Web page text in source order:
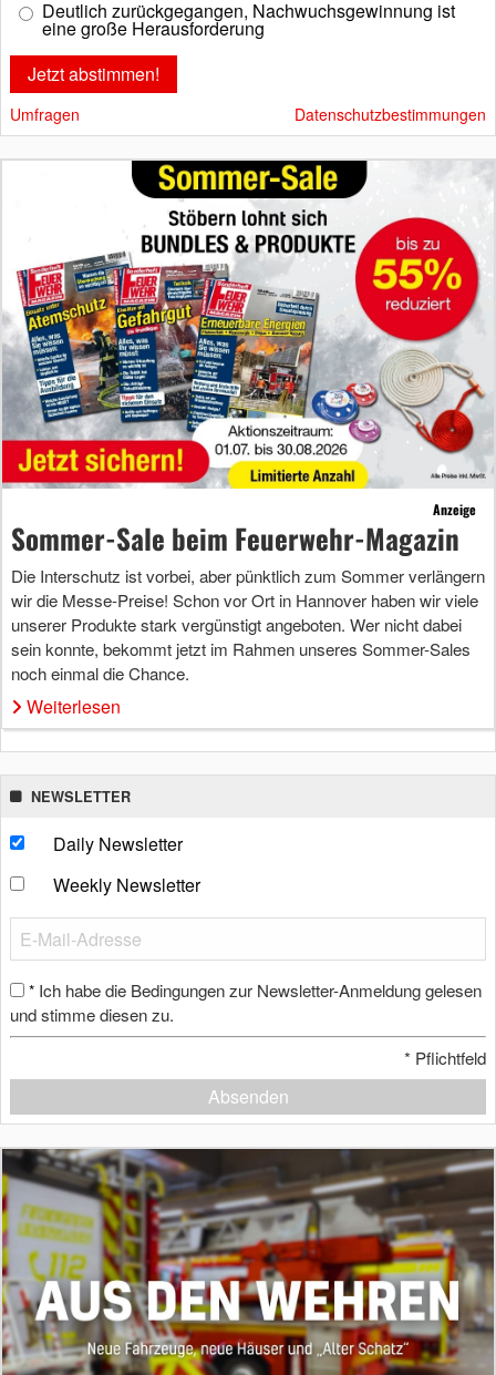
Deutlich zurückgegangen, Nachwuchsgewinnung ist
eine große Herausforderung
Umfragen Datenschutzbestimmungen
Anzeige
Sommer-Sale beim Feuerwehr-Magazin
Die Interschutz ist vorbei, aber pünktlich zum Sommer verlängern
wir die Messe-Preise! Schon vor Ort in Hannover haben wir viele
unserer Produkte stark vergünstigt angeboten. Wer nicht dabei
sein konnte, bekommt jetzt im Rahmen unseres Sommer-Sales
noch einmal die Chance.
Weiterlesen
NEWSLETTER
Daily Newsletter
Weekly Newsletter
* Ich habe die Bedingungen zur Newsletter-Anmeldung gelesen
und stimme diesen zu.
* Pflichtfeld
Absenden